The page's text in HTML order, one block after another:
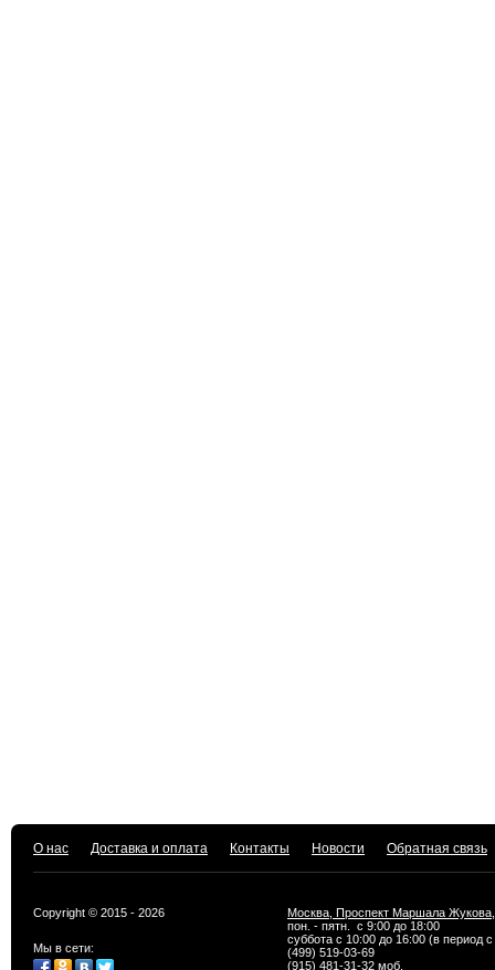
О нас Доставка и оплата Контакты Новости Обратная связь
Copyright © 2015 - 2026
Мы в сети:
Москва, Проспект Маршала
пон. - пятн. с 9:00 до 18:00
суббота с 10:00 до 16:00 (в период
(499) 519-03-69
(915) 481-31-32 моб.